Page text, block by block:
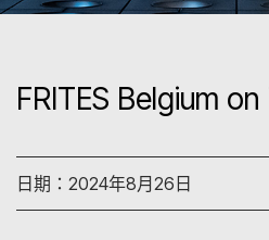
FRITES Belgium
日期：2024年8月26日